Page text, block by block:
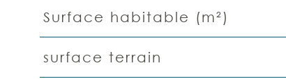
Surface habitable (m²)
surface terrain